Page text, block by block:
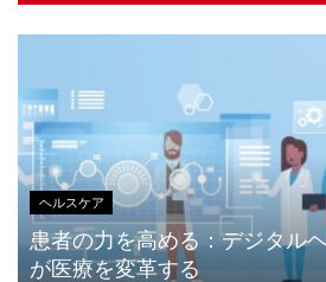
ヘルスケア
患者の力を高める：デジタル
が医療を変革する